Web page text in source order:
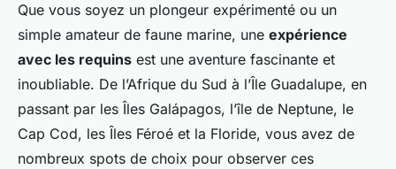
Que vous soyez un plongeur expérimenté ou un
simple amateur de faune marine, une expérience
avec les requins est une aventure fascinante et
inoubliable. De l’Afrique du Sud à l’Île Guadalupe, en
passant par les Îles Galápagos, l’île de Neptune, le
Cap Cod, les Îles Féroé et la Floride, vous avez de
nombreux spots de choix pour observer ces